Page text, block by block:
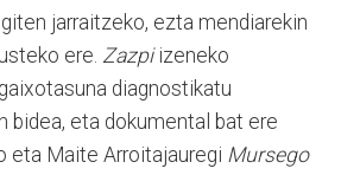
jarraitzeko, ezta mendiarekin
ere. Zazpiizeneko
diagnostikatu
bidea, eta dokumental bat ere
eta Maite Arroitajauregi Mursego